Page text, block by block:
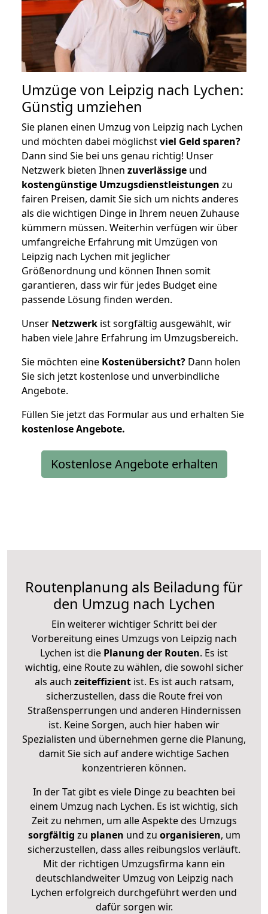
Umzüge von Leipzig nach Lychen:
Günstig umziehen
Sie planen einen Umzug von Leipzig nach Lychen
und möchten dabei möglichstviel Geld sparen?
Dann sind Sie bei uns genau richtig! Unser
Netzwerk bieten Ihnen zuverlässige und
kostengünstige Umzugsdienstleistungen zu
fairen Preisen, damit Sie sich um nichts anderes
als die wichtigen Dinge in Ihrem neuen Zuhause
kümmern müssen. Weiterhin verfügen wir über
umfangreiche Erfahrung mit Umzügen von
Leipzig nach Lychen mit jeglicher
Größenordnung und können Ihnen somit
garantieren, dass wir für jedes Budget eine
passende Lösung finden werden.
Unser Netzwerk ist sorgfältig ausgewählt, wir
haben viele Jahre Erfahrung im Umzugsbereich.
Sie möchten eine Kostenübersicht? Dann holen
Sie sich jetzt kostenlose und unverbindliche
Angebote.
Füllen Sie jetzt das Formular aus und erhalten Sie
kostenloseAngebote.
Kostenlose Angebote erhalten
Routenplanung als Beiladung für
den Umzug nach Lychen
Ein weiterer wichtiger Schritt bei der
Vorbereitung eines Umzugs von Leipzig nach
Lychen ist die Planung der Routen. Es ist
wichtig, eine Route zu wählen, die sowohl sicher
als auch zeiteffizientist. Es ist auch ratsam,
sicherzustellen, dass die Route frei von
Straßensperrungen und anderen Hindernissen
ist. Keine Sorgen, auch hier haben wir
Spezialisten und übernehmen gerne die Planung,
damit Sie sich auf andere wichtige Sachen
konzentrieren können.
In der Tat gibt es viele Dinge zu beachten bei
einem Umzug nach Lychen. Es ist wichtig, sich
Zeit zu nehmen, um alle Aspekte des Umzugs
sorgfältig zu planen und zu organisieren, um
sicherzustellen, dass alles reibungslos verläuft.
Mit der richtigen Umzugsfirma kann ein
deutschlandweiter Umzug von Leipzig nach
Lychen erfolgreich durchgeführt werden und
dafür sorgen wir.